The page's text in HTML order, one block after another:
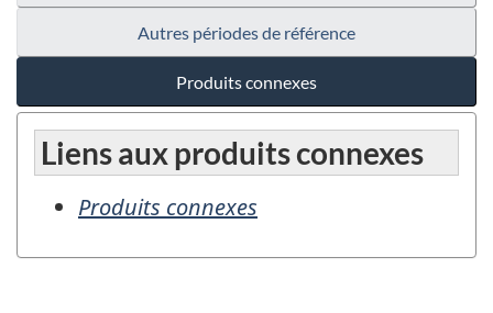
Autres périodes de référence
Produits connexes
Liens aux produits connexes
Produits connexes